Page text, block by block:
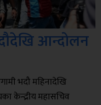
आन्दोलन
भदौ महिनादेखि
केन्द्रीय महासचिव